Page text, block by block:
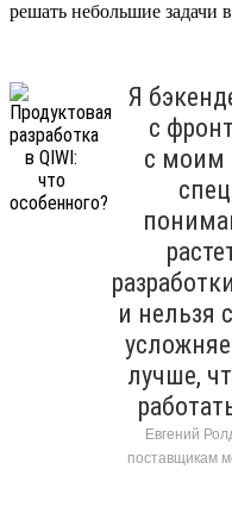
решать небольшие задачи
Я
с
с моим
и нельзя
лучше,
Евгений
поставщикам